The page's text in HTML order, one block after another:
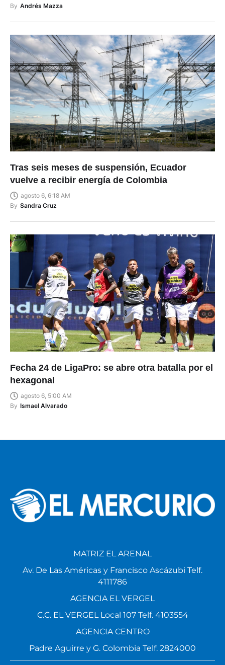
By Andrés Mazza
Tras seis meses de suspensión, Ecuador
vuelve a recibir energía de Colombia
agosto 6, 6:18 AM
By Sandra Cruz
Fecha 24 de LigaPro: se abre otra batalla por el
hexagonal
agosto 6, 5:00 AM
By Ismael Alvarado
MATRIZ EL ARENAL
Av. De Las Américas y Francisco Ascázubi Telf.
4111786
AGENCIA EL VERGEL
C.C. EL VERGEL Local 107 Telf. 4103554
AGENCIA CENTRO
Padre Aguirre y G. Colombia Telf. 2824000